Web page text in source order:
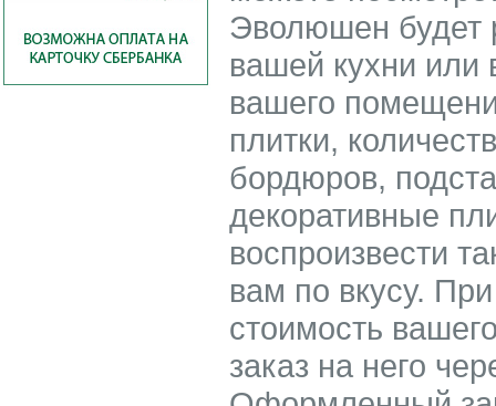
Эволюшен будет
вашей кухни или
вашего
плитки,
бордюров,
декоративные
воспроизвести
вам по вкусу.
стоимость
заказ на него